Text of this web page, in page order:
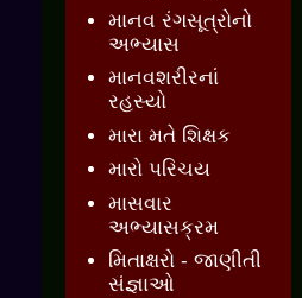
માનવ રંગસૂત્રોનો
અભ્યાસ
માનવશરીરનાં
રહસ્યો
મારા મતે શિક્ષક
મારો પરિચય
માસવાર
અભ્યાસક્રમ
મિતાક્ષરો - જાણીતી
સંજ્ઞાઓ